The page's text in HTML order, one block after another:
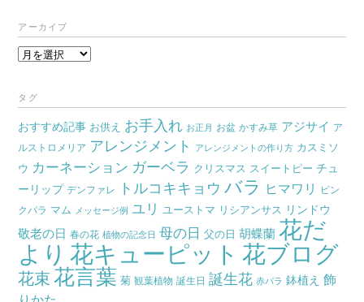
アーカイブ
ア
イ
ブ
タグ
おすすめ記事 お供え お手入れ お正月 お盆 かすみ草 アジサイ ア
ルストロメリア アレンジメント アレンジメントの作り方 カスミソ
ウ カーネーション ガーベラ クリスマス スイートピー チュ
ーリップ デンファレ トルコキキョウ バラ ヒマワリ
ピン
クバラ マム メッセージ例 ユリ ユーストマ リシアンサス リンドウ
敬老の日 春の花 植物の記念日 母の日 父の日 胡蝶蘭 花だ
より 花キューピット 花ブログ
花束 花言葉 菊 観葉植物 誕生日 誕生花 赤バラ 鉢植え 飾